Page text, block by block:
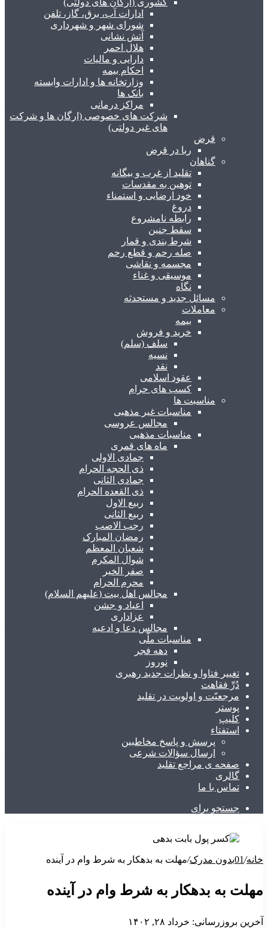
کشوری (ارگان های دولتی)
ادارات آب، برق، گاز، تلفن
شورای شهر و شهرداری
آتش نشانی
هلال احمر
دارایی و مالیات
احکام بیمه
وزارتخانه ها و ادارات وابسته
بانک ها
مراکز درمانی
شرکت های خصوصی (ارگان ها و شرکت
های غیر دولتی)
قرض
ربا در قرض
گناهان
تقلید از غرب و بیگانه
توهین به مقدسات
خود ارضایی و استمناء
دروغ
رابطه نامشروع
سقط جنین
شرط بندی و قمار
صله رحم و قطع رحم
مجسمه و نقاشی
موسیقی و غناء
نگاه
مسائل جدید و مستحدثه
معاملات
بیمه
خرید و فروش
سلف (سلم)
نسیه
نقد
عقود اسلامی
کسب های حرام
مناسبت ها
مناسبات غیر مذهبی
مجالس عروسی
مناسبات مذهبی
ماه های قمری
جمادی الاولی
ذی الحجه الحرام
جمادی الثانی
ذی القعده الحرام
ربیع الاول
ربیع الثانی
رجب الاصب
رمضان المبارک
شعبان المعظم
شوال المکرم
صفر الخیر
محرم الحرام
مجالس اهل بیت (علیهم السلام)
اعیاد و جشن
عزاداری
مجالس دعا و ادعیه
مناسبات ملّی
دهه فجر
نوروز
تغییر فتاوا و نظرات جدید رهبری
دُرِّ فقاهت
مرجعیّت و اولویت در تقلید
پوستر
کلیپ
استفتاء
پرسش و پاسخ مخاطبین
ارسال سؤالات شرعی
صفحه ی مراجع تقلید
گالری
تماس با ما
جستجو برای
/01بدون مدرک /مهلت به بدهکار به شرط وام در آینده
به بدهکار به شرط وام در آینده
بروزرسانی: خرداد ۲۸, ۱۴۰۲